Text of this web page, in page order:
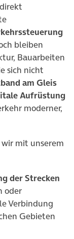
bleiben
Bauarbeiten
sich nicht
am Gleis
Aufrüstung
moderner,
mit unserem
der Strecken
oder
Verbindung
Gebieten